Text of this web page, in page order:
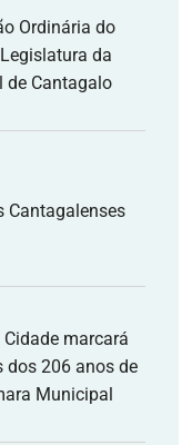
Ordinária do
da
de Cantagalo
Cantagalenses
marcará
dos 206 anos de
Municipal